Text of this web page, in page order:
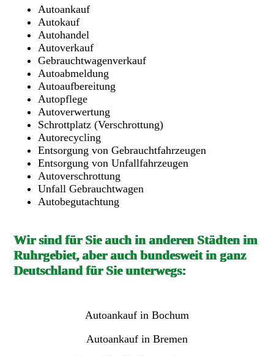
Autoankauf
Autokauf
Autohandel
Autoverkauf
Gebrauchtwagenverkauf
Autoabmeldung
Autoaufbereitung
Autopflege
Autoverwertung
Schrottplatz (Verschrottung)
Autorecycling
Entsorgung von Gebrauchtfahrzeugen
Entsorgung von Unfallfahrzeugen
Autoverschrottung
Unfall Gebrauchtwagen
Autobegutachtung
Wir sind für Sie auch in anderen Städten im
Ruhrgebiet, aber auch bundesweit in ganz
Deutschland für Sie unterwegs:
Autoankauf in Bochum
Autoankauf in Bremen